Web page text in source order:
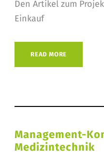
Den Artikel zum
Einkauf
READ MORE
Management-
Medizintechnik